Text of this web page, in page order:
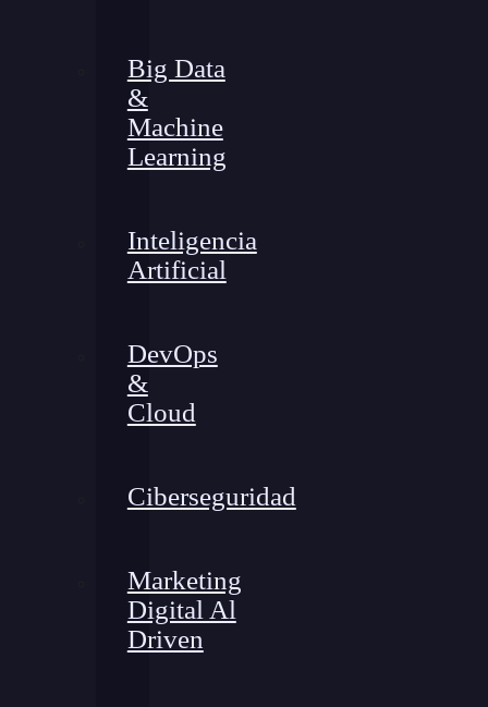
Big Data
&
Machine
Learning
Inteligencia
Artificial
DevOps
&
Cloud
Ciberseguridad
Marketing
Digital Al
Driven